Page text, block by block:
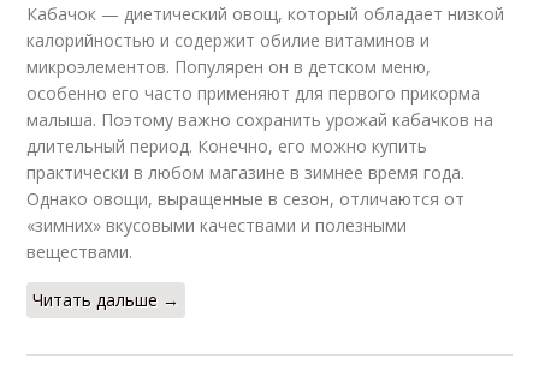
Кабачок — диетический овощ, который обладает низкой
калорийностью и содержит обилие витаминов и
микроэлементов. Популярен он в детском меню,
особенно его часто применяют для первого прикорма
малыша. Поэтому важно сохранить урожай кабачков на
длительный период. Конечно, его можно купить
практически в любом магазине в зимнее время года.
Однако овощи, выращенные в сезон, отличаются от
«зимних» вкусовыми качествами и полезными
веществами.
Читать дальше →